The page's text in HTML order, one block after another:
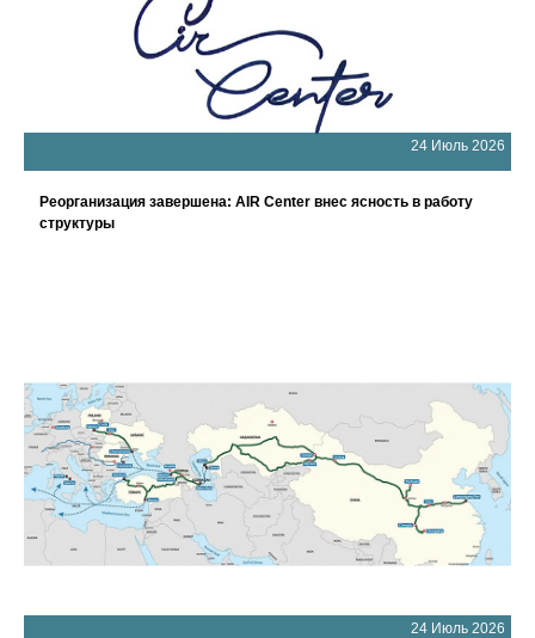
24 Июль 2026
Реорганизация завершена: AIR Center внес ясность в работу
структуры
24 Июль 2026